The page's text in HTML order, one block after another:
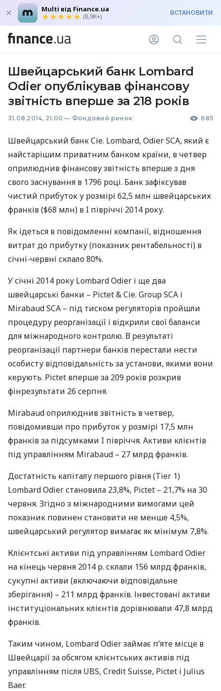
Multi від Finance.ua
(8,9K+) ВСТАНОВИТИ
Швейцарський банк Lombard
Odier опублікував фінансову
звітність вперше за 218 років
31.08.2014, 21:00 — Фондовий ринок 685
Швейцарський банк Cie. Lombard, OdierSCA, який є
найстарішим приватним банком країни, в четвер
оприлюднив фінансову звітність вперше з дня
свого заснування в 1796 році. Банк зафіксував
чистий прибуток у розмірі 62,5 млн швейцарських
франків ($68 млн) в I півріччі 2014 року.
Як ідеться в повідомленні компанії, відношення
витрат до прибутку (показник рентабельності) в
січні-червні склало 80%.
У січні 2014 року Lombard Odier і ще два
швейцарські банки – Pictet & Cie. Group SCA і
MirabaudSCA – під тиском регуляторів пройшли
процедуру реорганізації і відкрили свої баланси
для міжнародного контролю. В результаті
реорганізації партнери банків перестали нести
особисту відповідальність за установи, якими вони
керують. Pictet вперше за 209 років розкрив
фінрезультати 26 серпня.
Mirabaud оприлюднив звітність в четвер,
повідомивши про прибуток у розмірі 17,5 млн
франків за підсумками I півріччя. Активи клієнтів
під управлінням Mirabaud – 27 млрд франків.
Достатність капіталу першого рівня (Tier 1)
Lombard Odier становила 23,8%, Pictet – 21,7% на 30
червня. Згідно з міжнародними вимогами цей
показник повинен становити не менше 4,5%,
швейцарський регулятор вимагає як мінімум 7,8%.
Клієнтські активи під управлінням Lombard Odier
на кінець червня 2014 р. склали 156 млрд франків,
сукупні активи (включаючи відповідальне
зберігання) – 211 млрд франків. Інвестовані активи
інституціональних клієнтів дорівнювали 47,8 млрд
франків.
Таким чином, Lombard Odier займає п’яте місце в
Швейцарії за обсягом клієнтських активів під
управлінням після UBS, Credit Suisse, Pictet і Julius
Baer.